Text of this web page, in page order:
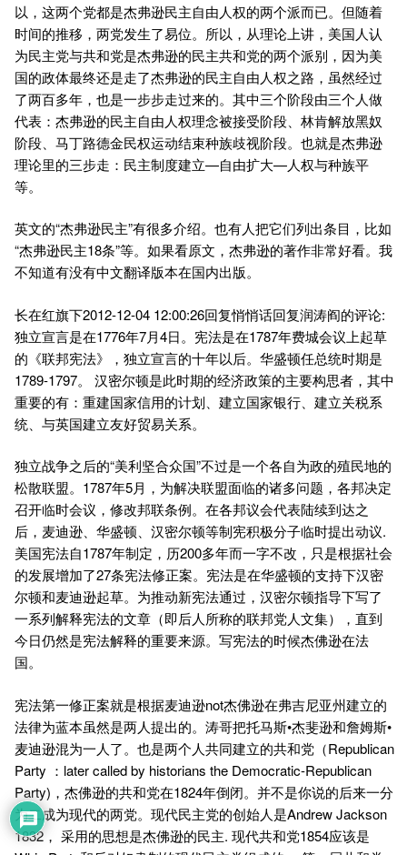
以，这两个党都是杰弗逊民主自由人权的两个派而已。但随着
时间的推移，两党发生了易位。所以，从理论上讲，美国人认
为民主党与共和党是杰弗逊的民主共和党的两个派别，因为美
国的政体最终还是走了杰弗逊的民主自由人权之路，虽然经过
了两百多年，也是一步步走过来的。其中三个阶段由三个人做
代表：杰弗逊的民主自由人权理念被接受阶段、林肯解放黑奴
阶段、马丁路德金民权运动结束种族歧视阶段。也就是杰弗逊
理论里的三步走：民主制度建立—自由扩大—人权与种族平
等。
英文的“杰弗逊民主”有很多介绍。也有人把它们列出条目，比如
“杰弗逊民主18条”等。如果看原文，杰弗逊的著作非常好看。我
不知道有没有中文翻译版本在国内出版。
长在红旗下2012-12-04 12:00:26回复悄悄话回复润涛阎的评论:
独立宣言是在1776年7月4日。宪法是在1787年费城会议上起草
的《联邦宪法》，独立宣言的十年以后。华盛顿任总统时期是
1789-1797。 汉密尔顿是此时期的经济政策的主要构思者，其中
重要的有：重建国家信用的计划、建立国家银行、建立关税系
统、与英国建立友好贸易关系。
独立战争之后的“美利坚合众国”不过是一个各自为政的殖民地的
松散联盟。1787年5月，为解决联盟面临的诸多问题，各邦决定
召开临时会议，修改邦联条例。在各邦议会代表陆续到达之
后，麦迪逊、华盛顿、汉密尔顿等制宪积极分子临时提出动议.
美国宪法自1787年制定，历200多年而一字不改，只是根据社会
的发展增加了27条宪法修正案。宪法是在华盛顿的支持下汉密
尔顿和麦迪逊起草。为推动新宪法通过，汉密尔顿指导下写了
一系列解释宪法的文章（即后人所称的联邦党人文集），直到
今日仍然是宪法解释的重要来源。写宪法的时候杰佛逊在法
国。
宪法第一修正案就是根据麦迪逊not杰佛逊在弗吉尼亚州建立的
法律为蓝本虽然是两人提出的。涛哥把托马斯•杰斐逊和詹姆斯•
麦迪逊混为一人了。也是两个人共同建立的共和党（Republican
Party ：later called by historians the Democratic-Republican
Party)，杰佛逊的共和党在1824年倒闭。并不是你说的后来一分
为二成为现代的两党。现代民主党的创始人是Andrew Jackson
1832， 采用的思想是杰佛逊的民主. 现代共和党1854应该是